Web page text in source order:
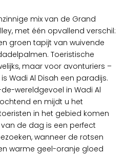
mix van de Grand
met één opvallend verschil:
groen tapijt van wuivende
Toeristische
maar voor avonturiers –
is Wadi Al Disah een paradijs.
wereldgevoel in Wadi Al
en mijdt u het
in het gebied komen
de dag is een perfect
wanneer de rotsen
warme geel-oranje gloed